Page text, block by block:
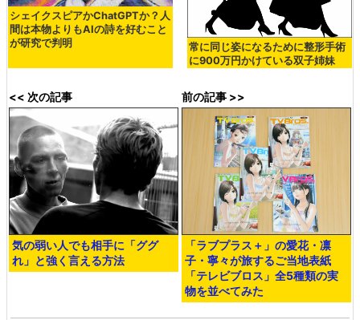
シェイクスピアかChatGPTか？人
間は本物よりもAIの詩を好むこと
が研究で判明
常に同じ姿になるために整形手術
に900万円かけている双子姉妹
<< 次の記事
気の弱い人でも相手に「ググ
れ」と強く言える方法
前の記事 >>
「ラブプラス＋」の愛花・凛
子・寧々が旅するご当地表紙
「テレビブロス」全5種類の実
物を並べてみた